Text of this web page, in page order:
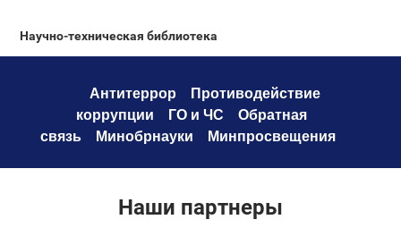
Научно-техническая библиотека
Антитеррор
Противодействие
коррупции ГО и ЧС
Обратная
связь
Минобрнауки Минпросвещения
Наши партнеры